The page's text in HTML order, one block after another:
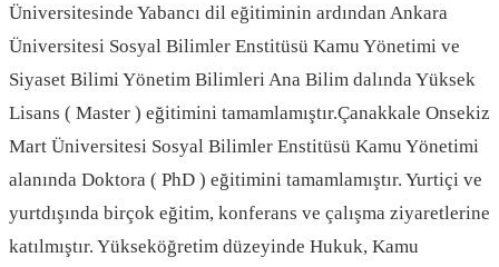
Üniversitesinde Yabancı dil eğitiminin ardından Ankara
Üniversitesi Sosyal Bilimler Enstitüsü Kamu Yönetimi ve
Siyaset Bilimi Yönetim Bilimleri Ana Bilim dalında Yüksek
Lisans ( Master ) eğitimini tamamlamıştır.Çanakkale Onsekiz
Mart Üniversitesi Sosyal Bilimler Enstitüsü Kamu Yönetimi
alanında Doktora ( PhD ) eğitimini tamamlamıştır. Yurtiçi ve
yurtdışında birçok eğitim, konferans ve çalışma ziyaretlerine
katılmıştır. Yükseköğretim düzeyinde Hukuk, Kamu